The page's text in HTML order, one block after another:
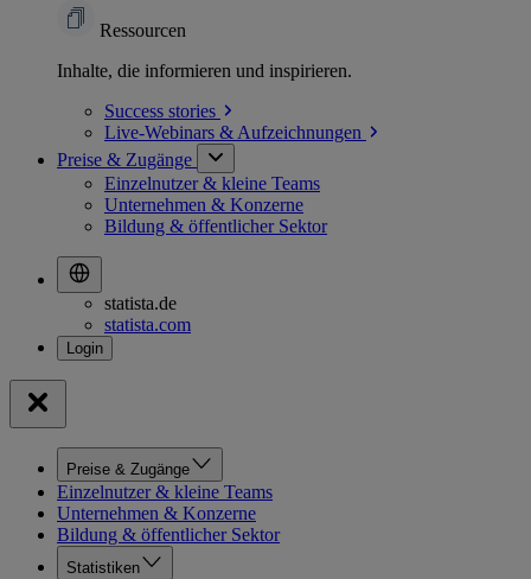
Ressourcen
Inhalte, die informieren und inspirieren.
Success stories
Live-Webinars & Aufzeichnungen
Preise & Zugänge
Einzelnutzer & kleine Teams
Unternehmen & Konzerne
Bildung & öffentlicher Sektor
statista.de
statista.com
Preise & Zugänge
Einzelnutzer & kleine Teams
Unternehmen & Konzerne
Bildung & öffentlicher Sektor
Statistiken